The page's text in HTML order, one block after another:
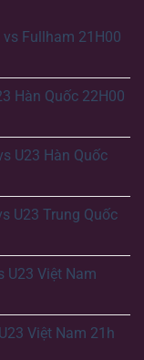
Fullham 21H00
Hàn Quốc 22H00
U23 Hàn Quốc
U23 Trung Quốc
U23 Việt Nam
Việt Nam 21h